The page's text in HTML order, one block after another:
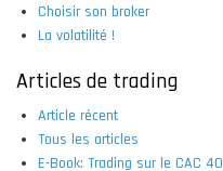
Choisir son broker
La volatilité !
Articles de trading
Article récent
Tous les articles
E-Book: Trading sur le CAC 40